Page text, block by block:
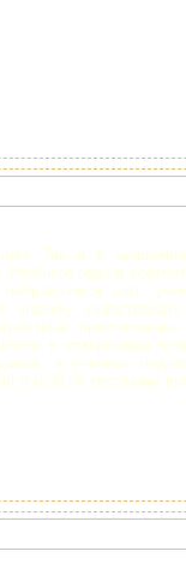
Так и в
года и
сил,
в ускоренном
а ученики
в 6.30 по местному